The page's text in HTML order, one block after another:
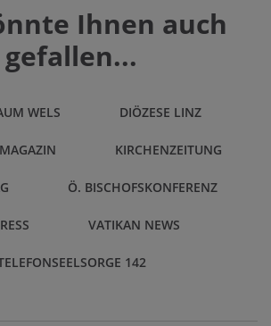
Ihnen auch
gefallen...
WELS DIÖZESE LINZ
KIRCHENZEITUNG
Ö. BISCHOFSKONFERENZ
VATIKAN NEWS
142